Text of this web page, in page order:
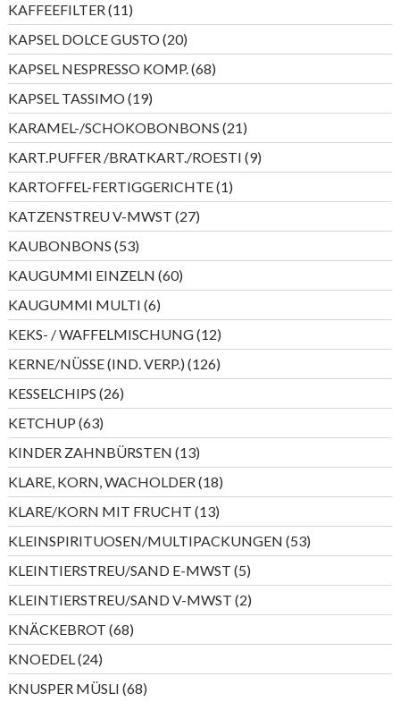
KAFFEEFILTER 1111
Produkte
KAPSEL DOLCE GUSTO 2020
Produkte
KAPSEL NESPRESSO KOMP. 6868
Produkte
KAPSEL TASSIMO 1919
Produkte
KARAMEL-/SCHOKOBONBONS 2121
Produkte
KART.PUFFER /BRATKART./ROESTI 99
Produkte
KARTOFFEL-FERTIGGERICHTE 11
Produkt
KATZENSTREU V-MWST 2727
Produkte
KAUBONBONS 5353
Produkte
KAUGUMMI EINZELN 6060
Produkte
KAUGUMMI MULTI 66
Produkte
KEKS- / WAFFELMISCHUNG 1212
Produkte
KERNE/NÜSSE (IND. VERP.) 126126
Produkte
KESSELCHIPS 2626
Produkte
KETCHUP 6363
Produkte
KINDER ZAHNBÜRSTEN 1313
Produkte
KLARE, KORN, WACHOLDER 1818
Produkte
KLARE/KORN MIT FRUCHT 1313
Produkte
KLEINSPIRITUOSEN/MULTIPACKUNGEN 5353
Produkte
KLEINTIERSTREU/SAND E-MWST 55
Produkte
KLEINTIERSTREU/SAND V-MWST 22
Produkte
KNÄCKEBROT 6868
Produkte
KNOEDEL 2424
Produkte
KNUSPER MÜSLI 6868